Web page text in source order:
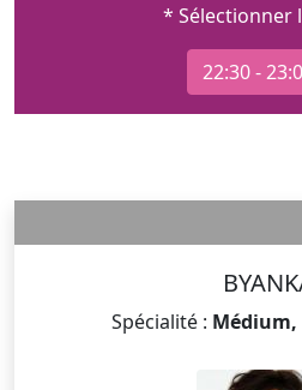
* Sélectionner
22:30 -
Spécialité :